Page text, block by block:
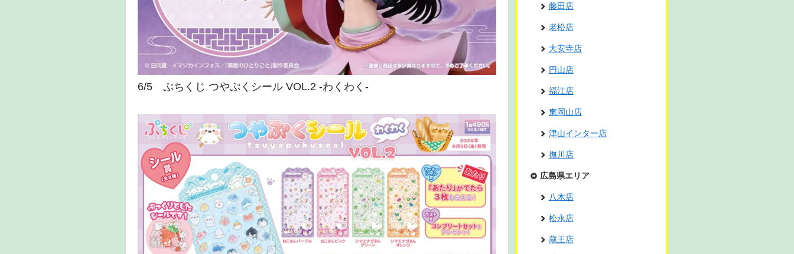
6/5 ぷちくじ つやぷくシール VOL.2 -わくわく-
藤田店
老松店
大安寺店
円山店
福江店
東岡山店
津山インター店
撫川店
広島県エリア
八木店
松永店
蔵王店